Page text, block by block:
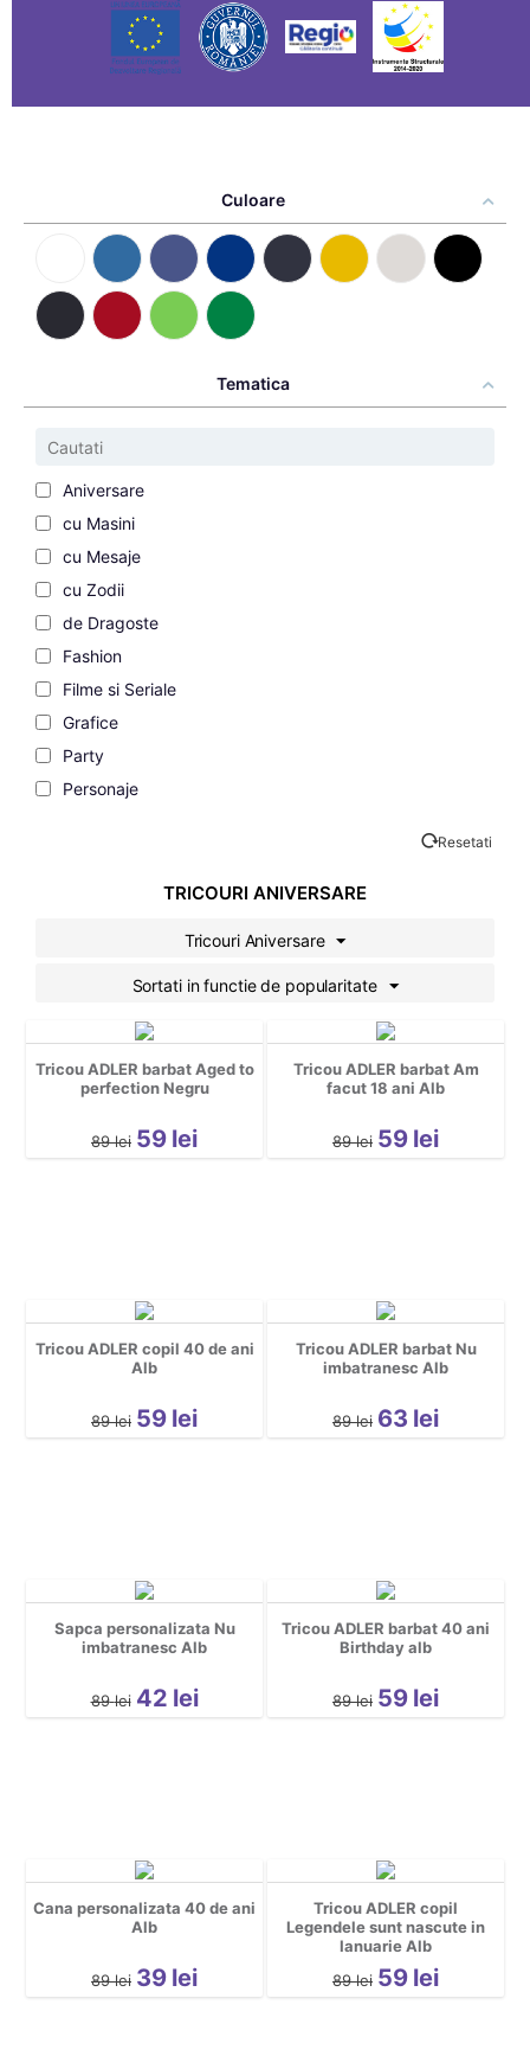
Culoare
Tematica
Aniversare
cu Masini
cu Mesaje
cu Zodii
de Dragoste
Fashion
Filme si Seriale
Grafice
Party
Personaje
Resetati
TRICOURI ANIVERSARE
Tricouri Aniversare
Sortati in functie de popularitate
Tricou ADLER barbat Aged to
perfection Negru
89 lei 59 lei
Tricou ADLER barbat Am
facut 18 ani Alb
89 lei 59 lei
Tricou ADLER copil 40 de ani
Alb
89 lei 59 lei
Tricou ADLER barbat Nu
imbatranesc Alb
89 lei 63 lei
Sapca personalizata Nu
imbatranesc Alb
89 lei 42 lei
Tricou ADLER barbat 40 ani
Birthday alb
89 lei 59 lei
Cana personalizata 40 de ani
Alb
89 lei 39 lei
Tricou ADLER copil
Legendele sunt nascute in
Ianuarie Alb
89 lei 59 lei